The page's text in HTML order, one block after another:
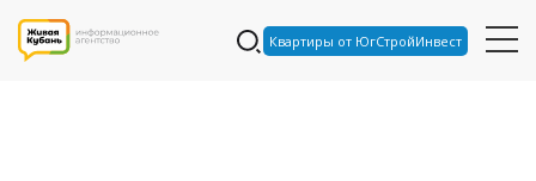
Квартиры от ЮгСтройИнвест